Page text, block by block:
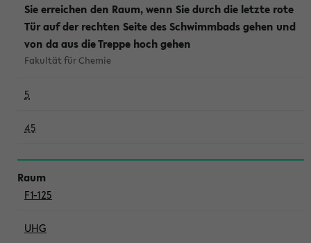
Sie erreichen den Raum, wenn Sie durch die letzte rote
Tür auf der rechten Seite des Schwimmbads gehen und
von da aus die Treppe hoch gehen
Fakultät für Chemie
5
45
F1-125
UHG